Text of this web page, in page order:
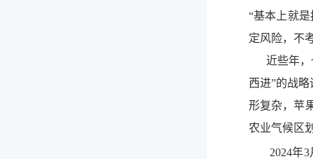
“基本上就
定风险，不
近些年，
西进”的战
形复杂，苹
农业气候区
2024年3月